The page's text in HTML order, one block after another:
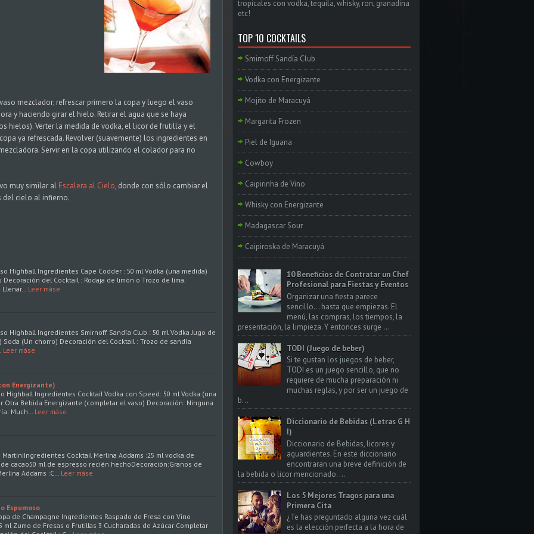
mezclador; refrescar primero la copa y luego el vaso
y haciendo girar el hielo. Retirar el agua que se haya
hielos). Verter la medida de vodka, el licor de frutilla y el
ya refrescada. Revolver (suavemente) los ingredientes en
Servir en la copa utilizando el colador para no
muy similar al Escalera al Cielo, donde con sólo cambiar el
del cielo al infierno.
Highball Ingredientes Cape Codder : 50 ml Vodka (una medida)
Decoración del Cocktail : Rodaja de limón o Trozo de lima.
Leer máse
Highball Ingredientes Smirnoff Sandía Club : 50 ml Vodka Jugo de
Soda (Un chorro) Decoración del Cocktail : Trozo de sandía
Leer máse
Energizante)
Highball Ingredientes Cocktail Vodka con Speed: 50 ml Vodka (una
Otra Bebida Energizante (completar el vaso) Decoración: Ninguna
Much…
Leer máse
Cocktail Merlina Addams :25 ml vodka de
cacao50 ml de espresso recién hechoDecoración:Granos de
Addams :C…
Leer máse
Espumoso
de Champagne Ingredientes Raspado de Fresa con Vino
ml Zumo de Fresas o Frutillas 3 Cucharadas de Azúcar Completar
tropicales con vodka, tequila, whisky, ron, granadina
etc!
TOP 10 COCKTAILS
Smirnoff Sandía Club
Vodka con Energizante
Mojito de Maracuyá
Margarita Frozen
Piel de Iguana
Cowboy
Caipirinha de Vino
Whisky con Energizante
Madagascar Sour
Caipiroska de Maracuyá
10 Beneficios de Contratar un Chef
Profesional para Fiestas y Eventos
Organizar una fiesta parece
sencillo… hasta que empiezas. El
menú, las compras, los tiempos, la
presentación, la limpieza. Y entonces surge ...
TODI (Juego de beber)
Si te gustan los juegos de beber,
TODI es un juego sencillo, que no
requiere de mucha preparación ni
muchas reglas, y por ser un juego de
b...
Diccionario de Bebidas (Letras G H
I)
Diccionario de Bebidas, licores y
aguardientes. En este diccionario
encontraran una breve definición de
la bebida o licor mencionado. ...
Los 5 Mejores Tragos para una
Primera Cita
¿Te has preguntado alguna vez cuál
es la elección perfecta a la hora de